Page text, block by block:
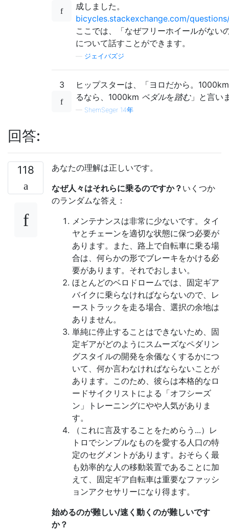
成しました。
bicycles.stackexchange.com/
ここでは、「なぜフリーホイールがない
について話すことができます。
ジェイバズジ
3
ヒップスターは、「ヨロだから。
るなら、1000km ペダルを踏む」と言い
— ShemSeger 14年
回答:
118
あなたの理解は正しいです。
なぜ人々はそれらに乗るのですか？ いくつか
のランダムな答え：
メンテナンスは非常に少ないです。タイ
ヤとチェーンを適切な状態に保つ必要が
あります。また、路上で自転車に乗る場
合は、何らかの形でブレーキをかける必
要があります。それでおしまい。
ほとんどのベロドロームでは、固定ギア
バイクに乗らなければならないので、レ
ーストラックを走る場合、選択の余地は
ありません。
単純に停止することはできないため、固
定ギアがどのようにスムーズなペダリン
グスタイルの開発を余儀なくするかにつ
いて、何か言わなければならないことが
あります。このため、彼らは本格的なロ
ードサイクリストによる「オフシーズ
ン」トレーニングにやや人気がありま
す。
（これに言及することをためらう...）レ
トロでシンプルなものを愛する人口の特
定のセグメントがあります。おそらく最
も効率的な人の移動装置であることに加
えて、固定ギア自転車は重要なファッシ
ョンアクセサリーになり得ます。
始めるのが難しい/速く動くのが難しいです
か？